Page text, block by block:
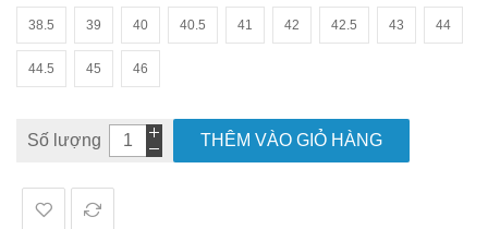
38.5 39 40 40.5 41 42 42.5 43 44
44.5 45 46
Số lượng THÊM VÀO GIỎ HÀNG